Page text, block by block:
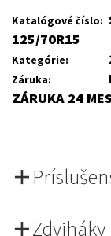
Katalógové číslo:
125/70R15
Kategórie:
Záruka:
ZÁRUKA 24
Zdviháky